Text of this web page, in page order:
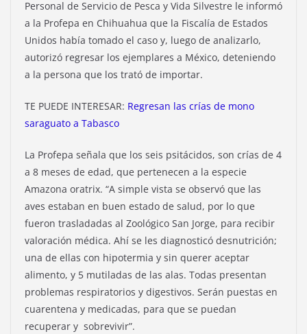
Personal de Servicio de Pesca y Vida Silvestre le informó
a la Profepa en Chihuahua que la Fiscalía de Estados
Unidos había tomado el caso y, luego de analizarlo,
autorizó regresar los ejemplares a México, deteniendo
a la persona que los trató de importar.
TE PUEDE INTERESAR: Regresan las crías de mono
saraguato a Tabasco
La Profepa señala que los seis psitácidos, son crías de 4
a 8 meses de edad, que pertenecen a la especie
Amazona oratrix. “A simple vista se observó que las
aves estaban en buen estado de salud, por lo que
fueron trasladadas al Zoológico San Jorge, para recibir
valoración médica. Ahí se les diagnosticó desnutrición;
una de ellas con hipotermia y sin querer aceptar
alimento, y 5 mutiladas de las alas. Todas presentan
problemas respiratorios y digestivos. Serán puestas en
cuarentena y medicadas, para que se puedan
recuperar y sobrevivir”.